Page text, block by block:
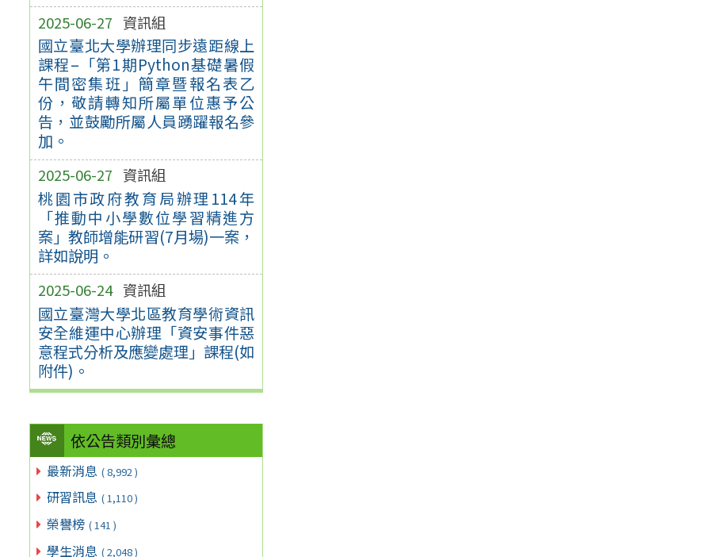
2025-06-27 資訊組
國立臺北大學辦理同步遠距線上
課程–「第1期Python基礎暑假
午間密集班」簡章暨報名表乙
份，敬請轉知所屬單位惠予公
告，並鼓勵所屬人員踴躍報名參
加。
2025-06-27 資訊組
桃園市政府教育局辦理114年
「推動中小學數位學習精進方
案」教師增能研習(7月場)一案，
詳如說明。
2025-06-24 資訊組
國立臺灣大學北區教育學術資訊
安全維運中心辦理「資安事件惡
意程式分析及應變處理」課程(如
附件)。
依公告類別彙總
最新消息 ( 8,992 )
研習訊息 ( 1,110 )
榮譽榜 ( 141 )
學生消息 ( 2,048 )